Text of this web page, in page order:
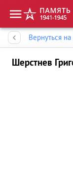
Вернуться
Шерстнев
Память народа